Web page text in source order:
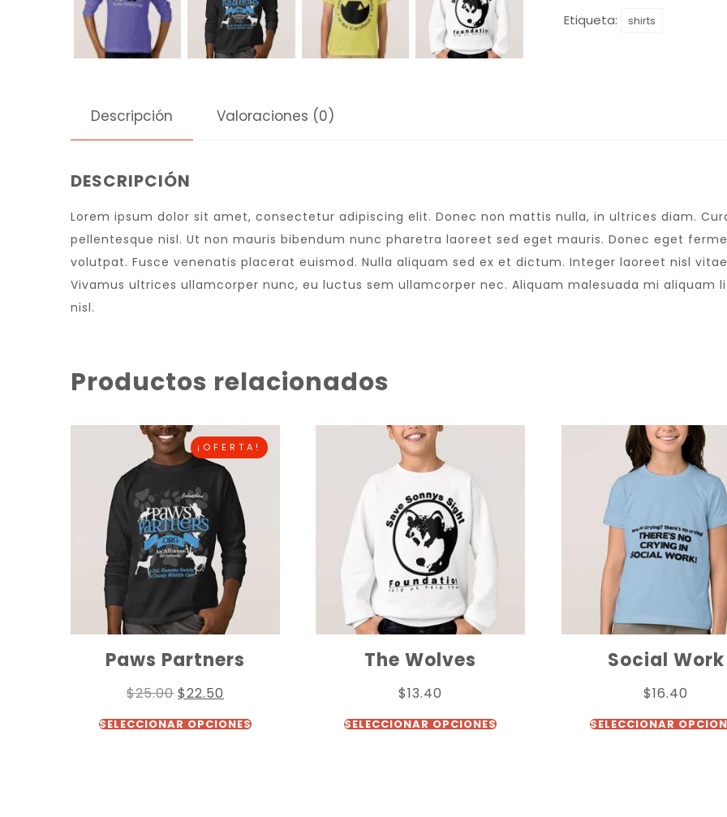
Etiqueta: shirts
Descripción Valoraciones (0)
DESCRIPCIÓN
Lorem ipsum dolor sit amet, consectetur adipiscing elit. Donec non mattis nulla, in ultrices diam.
pellentesque nisl. Ut non mauris bibendum nunc pharetra laoreet sed eget mauris. Donec eget
volutpat. Fusce venenatis placerat euismod. Nulla aliquam sed ex et dictum. Integer laoreet nisl
Vivamus ultrices ullamcorper nunc, eu luctus sem ullamcorper nec. Aliquam malesuada mi aliquam
nisl.
Productos relacionados
¡OFERTA!
Paws Partners
$25.00 $22.50
SELECCIONAR OPCIONES
The Wolves
$13.40
SELECCIONAR OPCIONES
Social Work
$16.40
SELECCIONAR